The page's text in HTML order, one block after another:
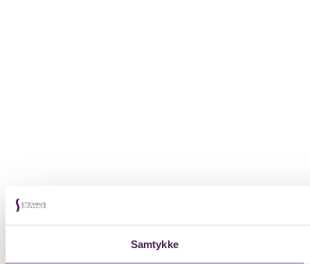
Samtykke